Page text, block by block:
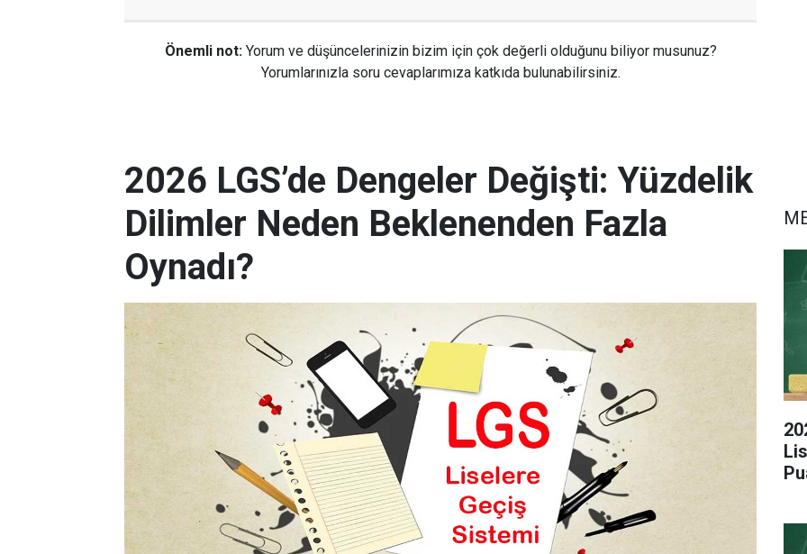
Önemli not: Yorum ve düşüncelerinizin bizim için çok değerli olduğunu biliyor musunuz?
Yorumlarınızla soru cevaplarımıza katkıda bulunabilirsiniz.
2026 LGS’de Dengeler Değişti: Yüzdelik
Dilimler Neden Beklenenden Fazla
Oynadı?